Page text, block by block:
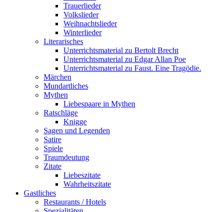
Trauerlieder
Volkslieder
Weihnachtslieder
Winterlieder
Literarisches
Unterrichtsmaterial zu Bertolt Brecht
Unterrichtsmaterial zu Edgar Allan Poe
Unterrichtsmaterial zu Faust. Eine Tragödie.
Märchen
Mundartliches
Mythen
Liebespaare in Mythen
Ratschläge
Knigge
Sagen und Legenden
Satire
Spiele
Traumdeutung
Zitate
Liebeszitate
Wahrheitszitate
Gastliches
Restaurants / Hotels